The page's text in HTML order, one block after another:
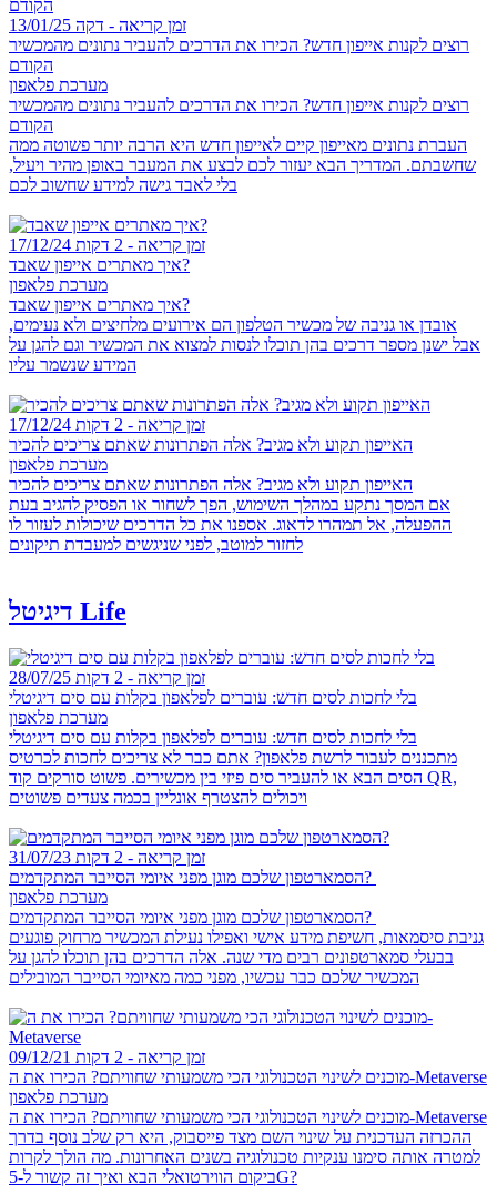
13/01/25 זמן קריאה - דקה
רוצים לקנות אייפון חדש? הכירו את הדרכים להעביר נתונים מהמכשיר
הקודם
מערכת פלאפון
רוצים לקנות אייפון חדש? הכירו את הדרכים להעביר נתונים מהמכשיר
הקודם
העברת נתונים מאייפון קיים לאייפון חדש היא הרבה יותר פשוטה ממה
שחשבתם. המדריך הבא יעזור לכם לבצע את המעבר באופן מהיר ויעיל,
בלי לאבד גישה למידע שחשוב לכם
17/12/24
זמן קריאה - 2 דקות
איך מאתרים אייפון שאבד?
מערכת פלאפון
איך מאתרים אייפון שאבד?
אובדן או גניבה של מכשיר הטלפון הם אירועים מלחיצים ולא נעימים,
אבל ישנן מספר דרכים בהן תוכלו לנסות למצוא את המכשיר וגם להגן על
המידע שנשמר עליו
17/12/24
זמן קריאה - 2 דקות
האייפון תקוע ולא מגיב? אלה הפתרונות שאתם צריכים להכיר
מערכת פלאפון
האייפון תקוע ולא מגיב? אלה הפתרונות שאתם צריכים להכיר
אם המסך נתקע במהלך השימוש, הפך לשחור או הפסיק להגיב בעת
ההפעלה, אל תמהרו לדאוג. אספנו את כל הדרכים שיכולות לעזור לו
לחזור למוטב, לפני שניגשים למעבדת תיקונים
דיגיטל Life
28/07/25
זמן קריאה - 2 דקות
בלי לחכות לסים חדש: עוברים לפלאפון בקלות עם סים דיגיטלי
מערכת פלאפון
בלי לחכות לסים חדש: עוברים לפלאפון בקלות עם סים דיגיטלי
מתכננים לעבור לרשת פלאפון? אתם כבר לא צריכים לחכות לכרטיס
הסים הבא או להעביר סים פיזי בין מכשירים. פשוט סורקים קוד QR,
ויכולים להצטרף אונליין בכמה צעדים פשוטים
31/07/23
זמן קריאה - 2 דקות
הסמארטפון שלכם מוגן מפני איומי הסייבר המתקדמים?
מערכת פלאפון
הסמארטפון שלכם מוגן מפני איומי הסייבר המתקדמים?
גניבת סיסמאות, חשיפת מידע אישי ואפילו נעילת המכשיר מרחוק פוגעים
בבעלי סמארטפונים רבים מדי שנה. אלה הדרכים בהן תוכלו להגן על
המכשיר שלכם כבר עכשיו, מפני כמה מאיומי הסייבר המובילים
09/12/21
זמן קריאה - 2 דקות
מוכנים לשינוי הטכנולוגי הכי משמעותי שחוויתם? הכירו את ה-Metaverse
מערכת פלאפון
מוכנים לשינוי הטכנולוגי הכי משמעותי שחוויתם? הכירו את ה-Metaverse
ההכרזה העדכנית על שינוי השם מצד פייסבוק, היא רק שלב נוסף בדרך
למטרה אותה סימנו ענקיות טכנולוגיה בשנים האחרונות. מה הולך לקרות
ביקום הווירטואלי הבא ואיך זה קשור ל-5G?